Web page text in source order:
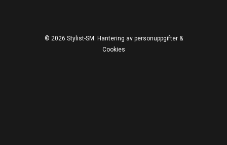
© 2026 Stylist-SM. Hantering av personuppgifter &
Cookies